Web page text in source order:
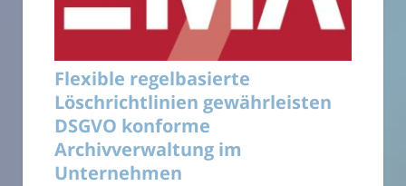
Flexible regelbasierte
Löschrichtlinien gewährleisten
DSGVO konforme
Archivverwaltung im
Unternehmen